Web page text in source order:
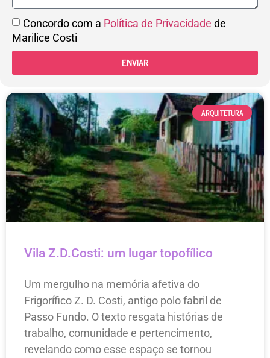
Concordo com a Política de Privacidade de
Marilice Costi
ENVIAR
ARQUITETURA
Vila Z.D.Costi: um lugar topofílico
Um mergulho na memória afetiva do
Frigorífico Z. D. Costi, antigo polo fabril de
Passo Fundo. O texto resgata histórias de
trabalho, comunidade e pertencimento,
revelando como esse espaço se tornou